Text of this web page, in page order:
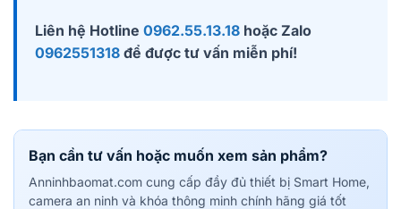
Liên hệ Hotline 0962.55.13.18 hoặc Zalo
0962551318 để được tư vấn miễn phí!
Bạn cần tư vấn hoặc muốn xem sản phẩm?
Anninhbaomat.com cung cấp đầy đủ thiết bị Smart Home,
camera an ninh và khóa thông minh chính hãng giá tốt